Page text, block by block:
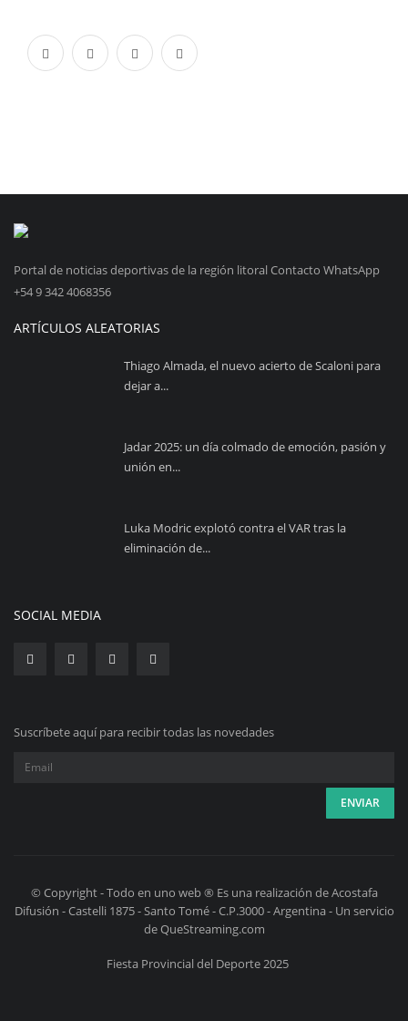
Portal de noticias deportivas de la región litoral Contacto WhatsApp
+54 9 342 4068356
ARTÍCULOS ALEATORIAS
Thiago Almada, el nuevo acierto de Scaloni para
dejar a...
Jadar 2025: un día colmado de emoción, pasión y
unión en...
Luka Modric explotó contra el VAR tras la
eliminación de...
SOCIAL MEDIA
Suscríbete aquí para recibir todas las novedades
© Copyright - Todo en uno web ® Es una realización de Acostafa
Difusión - Castelli 1875 - Santo Tomé - C.P.3000 - Argentina - Un servicio
de QueStreaming.com
Fiesta Provincial del Deporte 2025